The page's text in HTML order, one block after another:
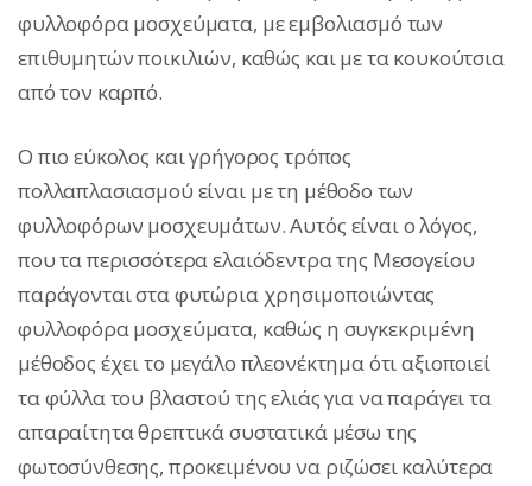
φυλλοφόρα μοσχεύματα, με εμβολιασμό των
επιθυμητών ποικιλιών, καθώς και με τα κουκούτσια
από τον καρπό.
Ο πιο εύκολος και γρήγορος τρόπος
πολλαπλασιασμού είναι με τη μέθοδο των
φυλλοφόρων μοσχευμάτων. Αυτός είναι ο λόγος,
που τα περισσότερα ελαιόδεντρα της Μεσογείου
παράγονται στα φυτώρια χρησιμοποιώντας
φυλλοφόρα μοσχεύματα, καθώς η συγκεκριμένη
μέθοδος έχει το μεγάλο πλεονέκτημα ότι αξιοποιεί
τα φύλλα του βλαστού της ελιάς για να παράγει τα
απαραίτητα θρεπτικά συστατικά μέσω της
φωτοσύνθεσης, προκειμένου να ριζώσει καλύτερα